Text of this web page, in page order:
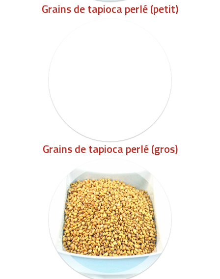
Grains de tapioca perlé (petit)
Grains de tapioca perlé (gros)